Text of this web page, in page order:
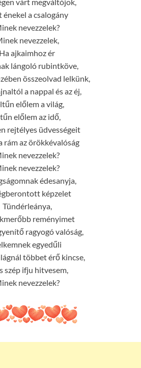
a csalogány 
nevezzelek?
nevezzelek,
Ha ajkaimhoz ér
lángoló rubintköve,
összeolvad lelkünk,
a nappal és az éj,
előlem a világ,
előlem az idő,
rejtélyes üdvességeit
rám az örökkévalóság 
nevezzelek?
nevezzelek?
édesanyja,
képzelet
Tündérleánya,
reményimet
ragyogó valóság,
egyedűli
többet érő kincse,
szép ifju hitvesem,
nevezzelek?